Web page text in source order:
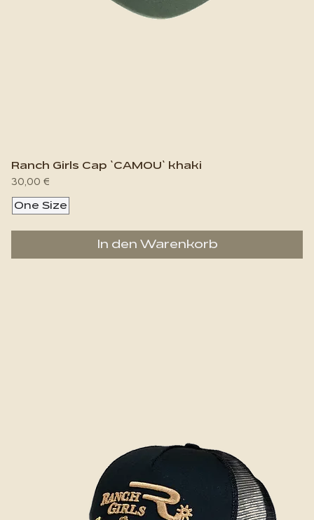
Ranch Girls Cap `CAMOU` khaki
Preis
30,00 €
One Size
In den Warenkorb